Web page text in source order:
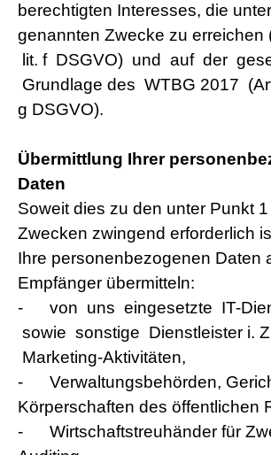
berechtigten Interesses, die
genannten Zwecke zu erreichen
lit. f DSGVO) und auf der
Grundlage des WTBG 2017
g DSGVO).
Übermittlung Ihrer
Daten
Soweit dies zu den unter Punkt
Zwecken zwingend erforderlich
Ihre personenbezogenen Daten
Empfänger übermitteln:
- von uns eingesetzte IT-
sowie sonstige Dienstleister i.
Marketing-Aktivitäten,
- Verwaltungsbehörden,
Körperschaften des öffentlichen
- Wirtschaftstreuhänder für